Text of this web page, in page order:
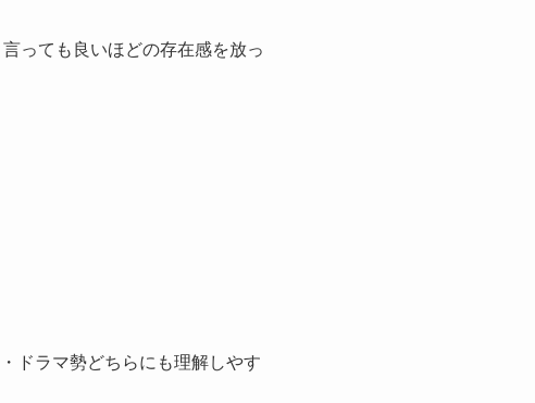
っても良いほどの存在感を放っ
ドラマ勢どちらにも理解しやす